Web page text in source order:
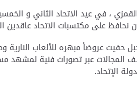
، في عيد الاتحاد الثاني و
نحافظ على مكتسبات الاتحاد
حفيت عروضاً مبهره للألعاب النارية
المجالات عبر تصورات فنية لمشهد
الإتحاد.